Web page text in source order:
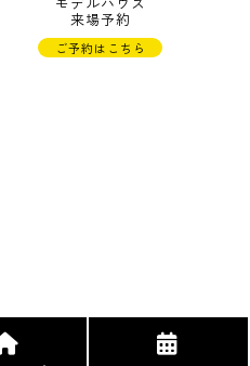
来場予約
ご予約はこちら